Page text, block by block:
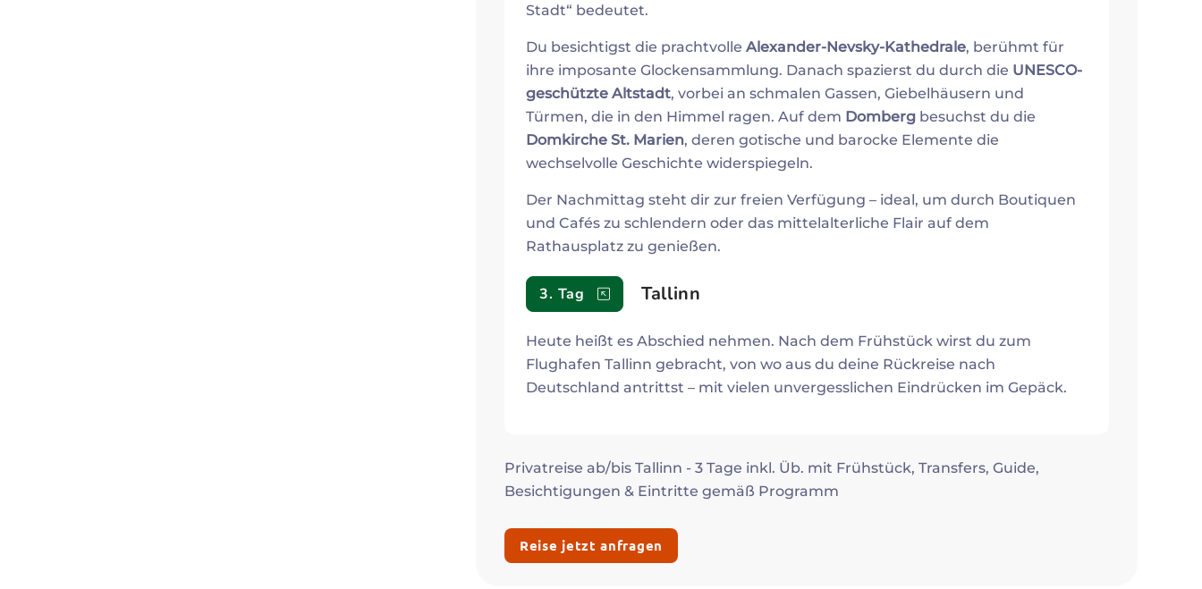
Stadt“ bedeutet.
Du besichtigst die prachtvolle Alexander-Nevsky-Kathedrale, berühmt für
ihre imposante Glockensammlung. Danach spazierst du durch die UNESCO-
geschützte Altstadt, vorbei an schmalen Gassen, Giebelhäusern und
Türmen, die in den Himmel ragen. Auf dem Domberg besuchst du die
Domkirche St. Marien, deren gotische und barocke Elemente die
wechselvolle Geschichte widerspiegeln.
Der Nachmittag steht dir zur freien Verfügung – ideal, um durch Boutiquen
und Cafés zu schlendern oder das mittelalterliche Flair auf dem
Rathausplatz zu genießen.
3. Tag Tallinn
Heute heißt es Abschied nehmen. Nach dem Frühstück wirst du zum
Flughafen Tallinn gebracht, von wo aus du deine Rückreise nach
Deutschland antrittst – mit vielen unvergesslichen Eindrücken im Gepäck.
Privatreise ab/bis Tallinn - 3 Tage inkl. Üb. mit Frühstück, Transfers, Guide,
Besichtigungen & Eintritte gemäß Programm
Reise jetzt anfragen